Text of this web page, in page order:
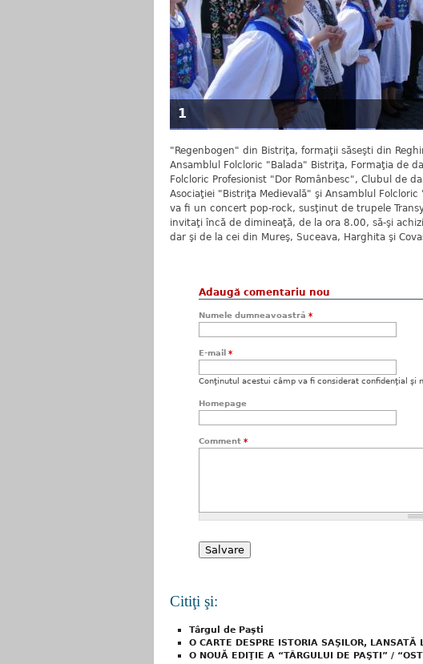
1
"Regenbogen" din Bistriţa, formaţii săseşti din
Ansamblul Folcloric "Balada" Bistriţa, Formaţia de
Folcloric Profesionist "Dor Românbesc", Clubul de
Asociaţiei "Bistriţa Medievală" şi Ansamblul
va fi un concert pop-rock, susţinut de trupele
invitaţi încă de dimineaţă, de la ora 8.00, să-şi
dar şi de la cei din Mureş, Suceava, Harghita şi
Adaugă comentariu nou
Numele dumneavoastră *
E-mail *
Conţinutul acestui câmp va fi considerat confidenţial şi
Homepage
Comment *
Citiţi şi:
Târgul de Paşti
O CARTE DESPRE ISTORIA SAŞILOR, LANSATĂ
O NOUĂ EDIŢIE A “TÂRGULUI DE PAŞTI” /